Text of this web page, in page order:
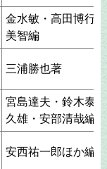
金水敏・高田博行
美智編
三浦勝也著
宮島達夫・鈴木泰
久雄・安部清哉編
安西祐一郎ほか編